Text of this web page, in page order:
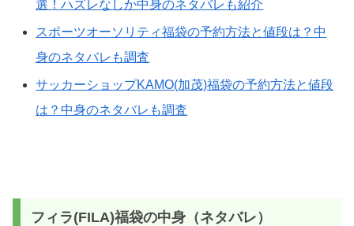
選！ハズレなしか中身のネタバレも紹介
スポーツオーソリティ福袋の予約方法と値段は？中
身のネタバレも調査
サッカーショップKAMO(加茂)福袋の予約方法と値段
は？中身のネタバレも調査
フィラ(FILA)福袋の中身（ネタバレ）